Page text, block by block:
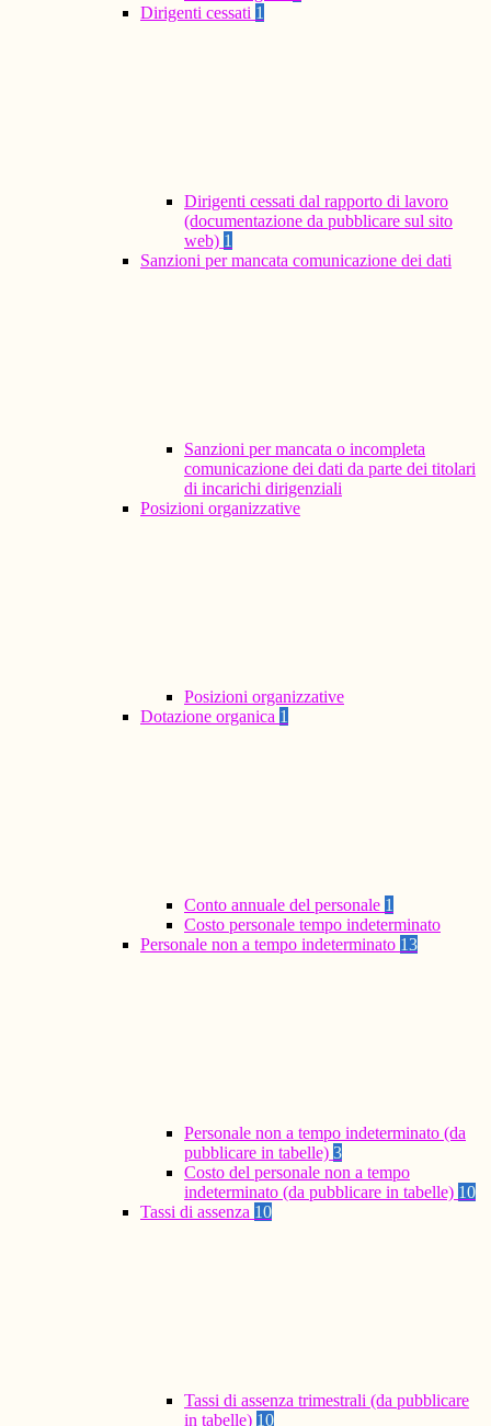
Dirigenti cessati 1
Dirigenti cessati dal rapporto di lavoro
(documentazione da pubblicare sul sito
web) 1
Sanzioni per mancata comunicazione dei dati
Sanzioni per mancata o incompleta
comunicazione dei dati da parte dei titolari
di incarichi dirigenziali
Posizioni organizzative
Posizioni organizzative
Dotazione organica 1
Conto annuale del personale 1
Costo personale tempo indeterminato
Personale non a tempo indeterminato 13
Personale non a tempo indeterminato (da
pubblicare in tabelle) 3
Costo del personale non a tempo
indeterminato (da pubblicare in tabelle) 10
Tassi di assenza 10
Tassi di assenza trimestrali (da pubblicare
in tabelle) 10